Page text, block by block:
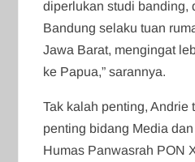
diperlukan studi banding,
Bandung selaku tuan
Jawa Barat, mengingat
ke Papua,” sarannya.
Tak kalah penting, Andrie
penting bidang Media
Humas Panwasrah PON